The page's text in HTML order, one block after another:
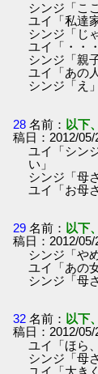
シンジ「こ
ユイ「私達
シンジ「じ
ユイ「・・・
シンジ「親
ユイ「あの
シンジ「え」
28 名前： 以下
稿日：2012/
ユイ「シン
い」
シンジ「母
ユイ「お母
29 名前： 以下
稿日：2012/
シンジ「や
ユイ「あの
シンジ「母
32 名前： 以下
稿日：2012/
ユイ「ほら
シンジ「母